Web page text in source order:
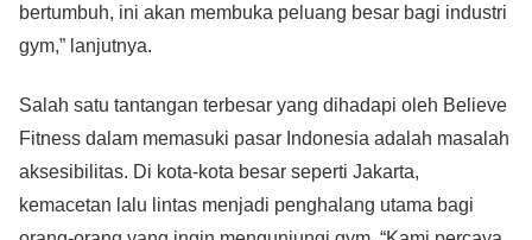
bertumbuh, ini akan membuka peluang besar bagi industri
gym,” lanjutnya.
Salah satu tantangan terbesar yang dihadapi oleh Believe
Fitness dalam memasuki pasar Indonesia adalah masalah
aksesibilitas. Di kota-kota besar seperti Jakarta,
kemacetan lalu lintas menjadi penghalang utama bagi